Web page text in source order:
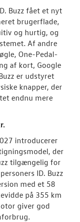
Buzz fået et nyt
brugerflade,
og hurtig, og
Af andre
One-Pedal-
af kort, Google
er udstyret
knapper, der
endnu mere
introducerer
der
tilgængelig for
ID. Buzz
med et 58
på 355 km
giver god